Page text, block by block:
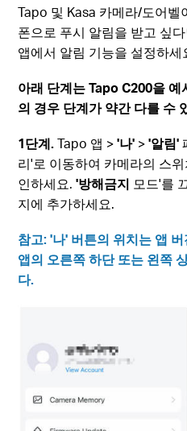
Tapo 및 Kasa 카메라/도어벨
폰으로 푸시 알림을 받고 싶
앱에서 알림 기능을 설정하세
아래 단계는 Tapo C200을
의 경우 단계가 약간 다를 수
1단계.Tapo 앱 >'나' >'알림'
리'로 이동하여 카메라의 스
인하세요.'방해금지 모드'를
지에 추가하세요.
참고: '나' 버튼의 위치는 앱
앱의 오른쪽 하단 또는 왼쪽
다.